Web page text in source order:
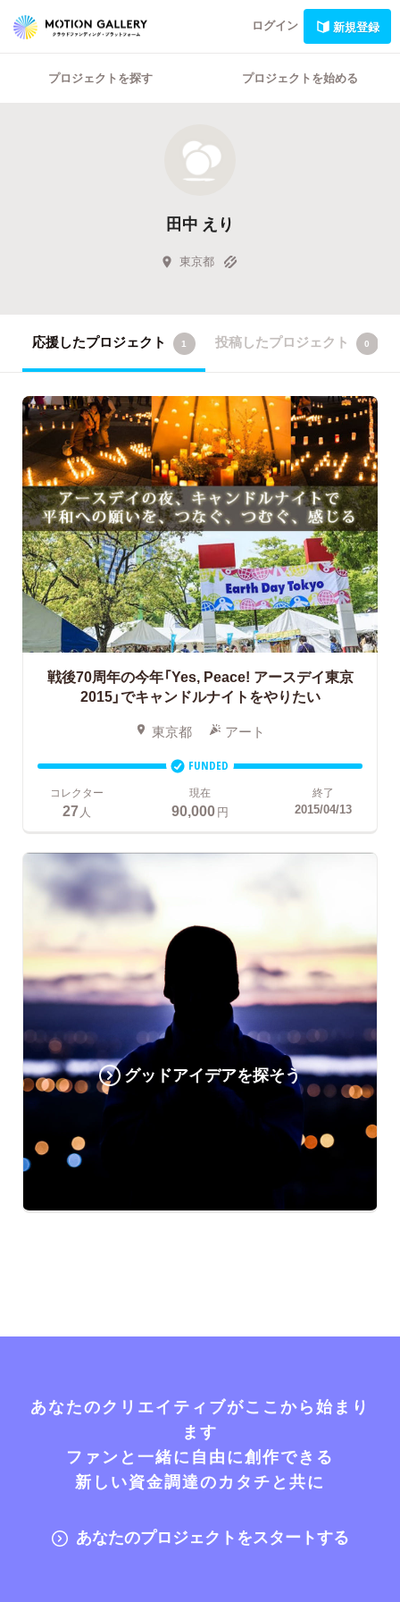
ログイン 新規登録
プロジェクトを探す プロジェクトを始める
田中 えり
東京都
応援したプロジェクト 1 投稿したプロジェクト 0
戦後70周年の今年「Yes, Peace! アースデイ東京
2015」でキャンドルナイトをやりたい
東京都 アート
FUNDED
コレクター
27 人
現在
90,000円
終了
2015/04/13
グッドアイデアを探そう
あなたのクリエイティブがここから始まり
ます
ファンと一緒に自由に創作できる
新しい資金調達のカタチと共に
あなたのプロジェクトをスタートする